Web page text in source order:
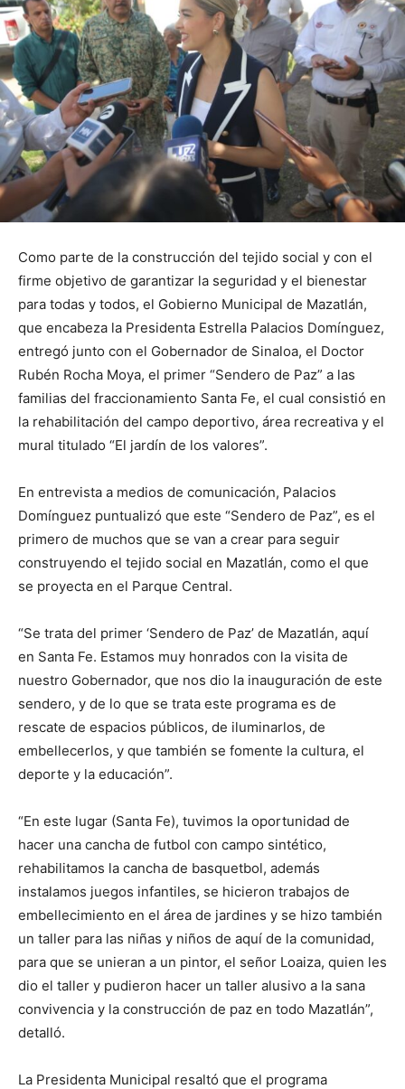
Como parte de la construcción del tejido social y con el
firme objetivo de garantizar la seguridad y el bienestar
para todas y todos, el Gobierno Municipal de Mazatlán,
que encabeza la Presidenta Estrella Palacios Domínguez,
entregó junto con el Gobernador de Sinaloa, el Doctor
Rubén Rocha Moya, el primer “Sendero de Paz” a las
familias del fraccionamiento Santa Fe, el cual consistió en
la rehabilitación del campo deportivo, área recreativa y el
mural titulado “El jardín de los valores”.
En entrevista a medios de comunicación, Palacios
Domínguez puntualizó que este “Sendero de Paz”, es el
primero de muchos que se van a crear para seguir
construyendo el tejido social en Mazatlán, como el que
se proyecta en el Parque Central.
“Se trata del primer ‘Sendero de Paz’ de Mazatlán, aquí
en Santa Fe. Estamos muy honrados con la visita de
nuestro Gobernador, que nos dio la inauguración de este
sendero, y de lo que se trata este programa es de
rescate de espacios públicos, de iluminarlos, de
embellecerlos, y que también se fomente la cultura, el
deporte y la educación”.
“En este lugar (Santa Fe), tuvimos la oportunidad de
hacer una cancha de futbol con campo sintético,
rehabilitamos la cancha de basquetbol, además
instalamos juegos infantiles, se hicieron trabajos de
embellecimiento en el área de jardines y se hizo también
un taller para las niñas y niños de aquí de la comunidad,
para que se unieran a un pintor, el señor Loaiza, quien les
dio el taller y pudieron hacer un taller alusivo a la sana
convivencia y la construcción de paz en todo Mazatlán”,
detalló.
La Presidenta Municipal resaltó que el programa